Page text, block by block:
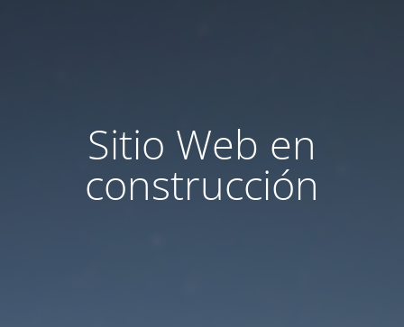
Sitio Web en
construcción